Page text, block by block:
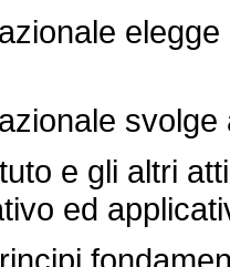
elegge
svolge
e gli altri
ed